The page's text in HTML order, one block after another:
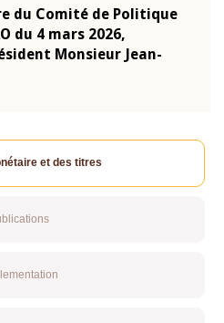
du Comité de Politique
du 4 mars 2026,
Monsieur Jean-
et des titres